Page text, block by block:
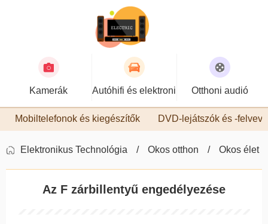
Kamerák Autóhifi és elektronika Otthoni audió
Mobiltelefonok és kiegészítők DVD-lejátszók és -
Elektronikus Technológia Okos otthon Okos élet
Az F zárbillentyű engedélyezése